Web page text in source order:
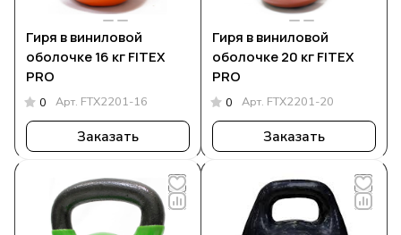
Гиря в виниловой
оболочке 16 кг FITEX
PRO
0 Арт. FTX2201-16
Заказать
Гиря в виниловой
оболочке 20 кг FITEX
PRO
0 Арт. FTX2201-20
Заказать